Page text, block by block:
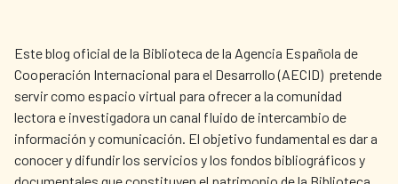
Este blog oficial de la Biblioteca de la Agencia Española de
Cooperación Internacional para el Desarrollo (AECID) pretende
servir como espacio virtual para ofrecer a la comunidad
lectora e investigadora un canal fluido de intercambio de
información y comunicación. El objetivo fundamental es dar a
conocer y difundir los servicios y los fondos bibliográficos y
documentales que constituyen el patrimonio de la Biblioteca